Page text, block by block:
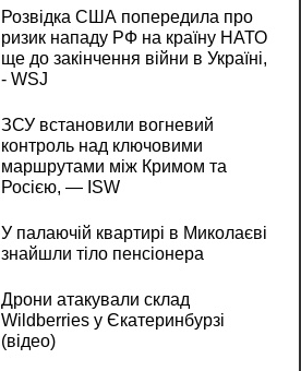
Розвідка США попередила про
ризик нападу РФ на країну НАТО
ще до закінчення війни в Україні,
- WSJ
ЗСУ встановили вогневий
контроль над ключовими
маршрутами між Кримом та
Росією, — ISW
У палаючій квартирі в Миколаєві
знайшли тіло пенсіонера
Дрони атакували склад
Wildberries у Єкатеринбурзі
(відео)